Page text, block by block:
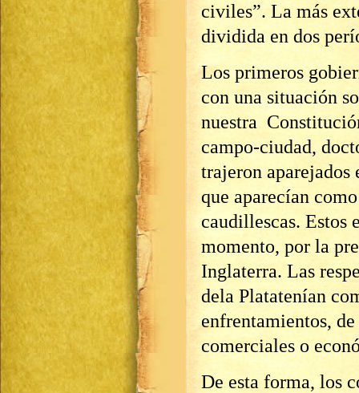
civiles”. La más
dividida en dos
Los primeros
con una situación
nuestra
campo-ciudad,
trajeron
que aparecían
caudillescas. Estos
momento, por la
Inglaterra. Las
dela Platatenían
enfrentamientos,
comerciales o
De esta forma, los